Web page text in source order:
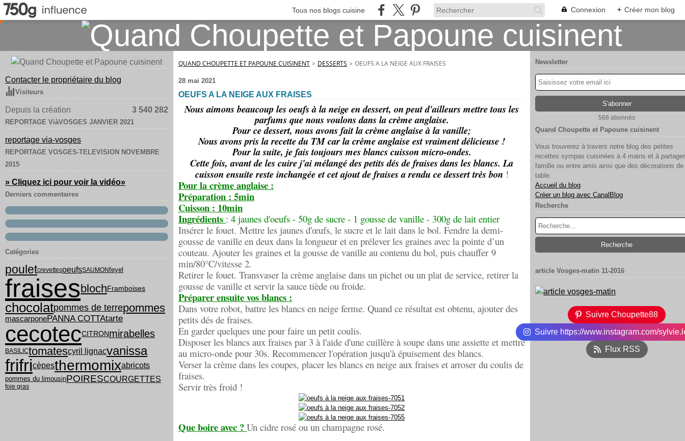
Tous nos blogs cuisine Connexion + Créer mon blog
Contacter le propriétaire du blog
Visiteurs
Depuis la création 3 540 282
REPORTAGE ViàVOSGES JANVIER 2021
reportage via-vosges
REPORTAGE VOSGES-TELEVISION NOVEMBRE
2015
» Cliquez ici pour voir la vidéo»
Derniers commentaires
Catégories
pouletcrevettesoeufsSAUMONfeyel
fraisesblochFramboises
chocolatpommes de terrepommes
mascarponePANNA COTTAtarte
cecotecCITRON mirabelles
BASILICtomatescyril lignacvanissa
frifricèpesthermomixabricots
pommes du limousinPOIRESCOURGETTES
foie gras
QUAND CHOUPETTE ET PAPOUNE CUISINENT > DESSERTS > OEUFS A LA NEIGE AUX FRAISES
28 mai 2021
OEUFS A LA NEIGE AUX FRAISES
Nous aimons beaucoup les oeufs à la neige en dessert, on peut d'ailleurs mettre tous les
parfums que nous voulons dans la crème anglaise.
Pour ce dessert, nous avons fait la crème anglaise à la vanille;
Nous avons pris la recette du TM car la crème anglaise est vraiment délicieuse !
Pour la suite, je fais toujours mes blancs cuisson micro-ondes.
Cette fois, avant de les cuire j'ai mélangé des petits dés de fraises dans les blancs. La
cuisson ensuite reste inchangée et cet ajout de fraises a rendu ce dessert très bon !
Pour la crème anglaise :
Préparation : 5min
Cuisson : 10min
Ingrédients : 4 jaunes d'oeufs - 50g de sucre - 1 gousse de vanille - 300g de lait entier
Insérer le fouet. Mettre les jaunes d'œufs, le sucre et le lait dans le bol. Fendre la demi-
gousse de vanille en deux dans la longueur et en prélever les graines avec la pointe d’un
couteau. Ajouter les graines et la gousse de vanille au contenu du bol, puis chauffer 9
min/80°C/vitesse 2.
Retirer le fouet. Transvaser la crème anglaise dans un pichet ou un plat de service, retirer la
gousse de vanille et servir la sauce tiède ou froide.
Préparer ensuite vos blancs :
Dans votre robot, battre les blancs en neige ferme. Quand ce résultat est obtenu, ajouter des
petits dés de fraises.
En garder quelques une pour faire un petit coulis.
Disposer les blancs aux fraises par 3 à l'aide d'une cuillère à soupe dans une assiette et mettre
au micro-onde pour 30s. Recommencer l'opération jusqu'à épuisement des blancs.
Verser la crème dans les coupes, placer les blancs en neige aux fraises et arroser du coulis de
fraises.
Servir très froid !
Que boire avec ? Un cidre rosé ou un champagne rosé.
Newsletter
568 abonnés
Quand Choupette et Papoune cuisinent
Vous trouverez à travers notre blog des petites
recettes sympas cuisinées à 4 mains et à
famille ou entre amis ainsi que des décorations de
table.
Accueil du blog
Créer un blog avec CanalBlog
Recherche
article Vosges-matin 11-2016
Suivre Choupette88
Suivre https://www.instagram.com/
Flux RSS